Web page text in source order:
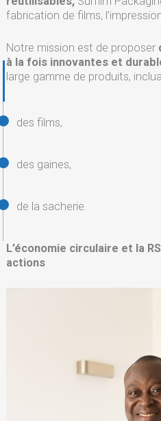
fabrication de films,
Notre mission est de proposer
à la fois innovantes et
large gamme de produits,
des films,
des gaines,
de la sacherie.
L’économie circulaire et la
actions